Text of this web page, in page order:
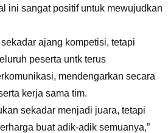
ini sangat positif untuk mewujudkan
ajang kompetisi, tetapi
peserta untk terus
mendengarkan secara
kerja sama tim.
sekadar menjadi juara, tetapi
buat adik-adik semuanya,”